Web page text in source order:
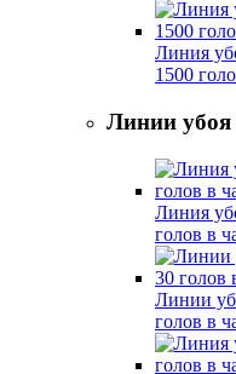
Линия
1500
Линии убоя
Линия
голов в
Линии
голов в